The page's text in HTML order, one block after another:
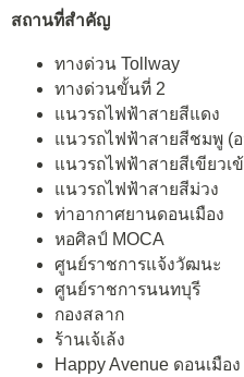
สถานที่สำคัญ
ทางด่วน Tollway
ทางด่วนขั้นที่ 2
แนวรถไฟฟ้าสายสีแดง
แนวรถไฟฟ้าสายสีชมพู (
แนวรถไฟฟ้าสายสีเขียวเ
แนวรถไฟฟ้าสายสีม่วง
ท่าอากาศยานดอนเมือง
หอศิลป์ MOCA
ศูนย์ราชการแจ้งวัฒนะ
ศูนย์ราชการนนทบุรี
กองสลาก
ร้านเจ้เล้ง
Happy Avenue ดอนเมือง